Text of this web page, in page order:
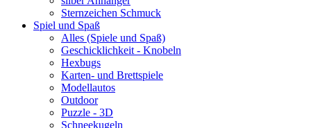
Sternzeichen Schmuck
Spiel und Spaß
Alles (Spiele und Spaß)
Geschicklichkeit - Knobeln
Hexbugs
Karten- und Brettspiele
Modellautos
Outdoor
Puzzle - 3D
Schneekugeln